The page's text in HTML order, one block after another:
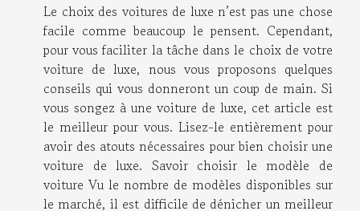
Le choix des voitures de luxe n’est pas une chose
facile comme beaucoup le pensent. Cependant,
pour vous faciliter la tâche dans le choix de votre
voiture de luxe, nous vous proposons quelques
conseils qui vous donneront un coup de main. Si
vous songez à une voiture de luxe, cet article est
le meilleur pour vous. Lisez-le entièrement pour
avoir des atouts nécessaires pour bien choisir une
voiture de luxe. Savoir choisir le modèle de
voiture Vu le nombre de modèles disponibles sur
le marché, il est difficile de dénicher un meilleur